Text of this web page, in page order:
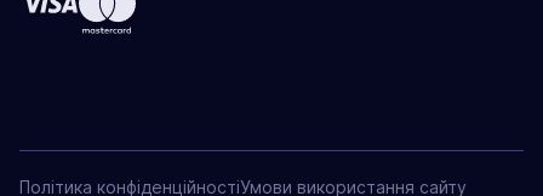
Політика конфіденційностіУмови використання сайту